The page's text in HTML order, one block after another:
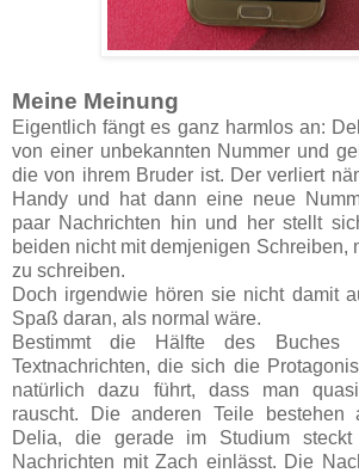
Meine Meinung
Eigentlich fängt es ganz harmlos an:
von einer unbekannten Nummer und
die von ihrem Bruder ist. Der verliert
Handy und hat dann eine neue
paar Nachrichten hin und her stellt
beiden nicht mit demjenigen Schreiben,
zu schreiben.
Doch irgendwie hören sie nicht damit
Spaß daran, als normal wäre.
Bestimmt die Hälfte des Buches
Textnachrichten, die sich die
natürlich dazu führt, dass man
rauscht. Die anderen Teile
Delia, die gerade im Studium
Nachrichten mit Zach einlässt. Die